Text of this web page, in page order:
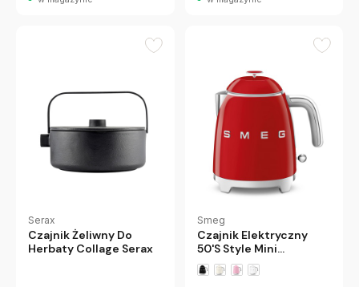
Serax
Czajnik Żeliwny Do
Herbaty Collage Serax
Smeg
Czajnik Elektryczny
50'S Style Mini
Czerwony Smeg